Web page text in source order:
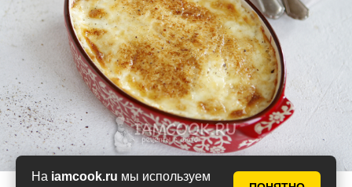
На iamcook.ru мы используем